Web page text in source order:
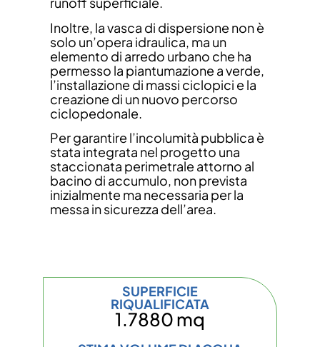
Inoltre, la vasca di dispersione non è
solo un’opera idraulica, ma un
elemento di arredo urbano che ha
permesso la piantumazione a verde,
l’installazione di massi ciclopici e la
creazione di un nuovo percorso
ciclopedonale.
Per garantire l’incolumità pubblica è
stata integrata nel progetto una
staccionata perimetrale attorno al
bacino di accumulo, non prevista
inizialmente ma necessaria per la
messa in sicurezza dell’area.
SUPERFICIE
RIQUALIFICATA
1.7880 mq